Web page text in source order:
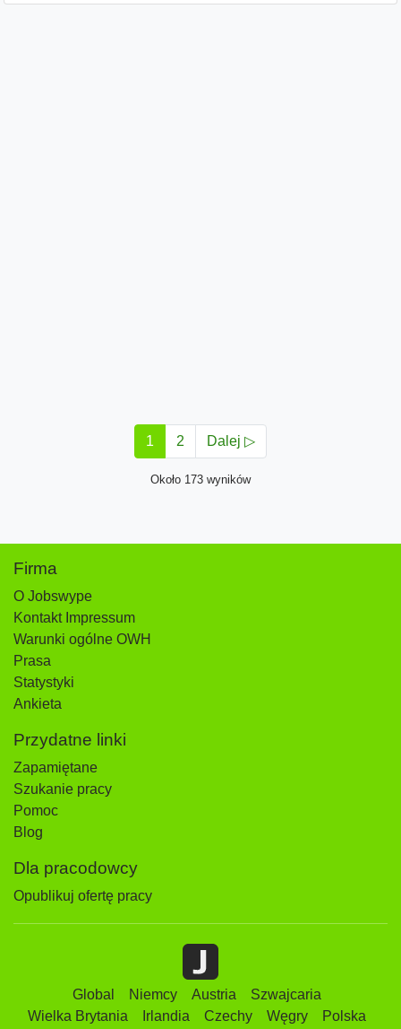
1 2 Dalej ▷
Około 173 wyników
Firma
O Jobswype
Kontakt Impressum
Warunki ogólne OWH
Prasa
Statystyki
Ankieta
Przydatne linki
Zapamiętane
Szukanie pracy
Pomoc
Blog
Dla pracodowcy
Opublikuj ofertę pracy
Global Niemcy Austria
Szwajcaria
Wielka Brytania
Irlandia Czechy Węgry Polska